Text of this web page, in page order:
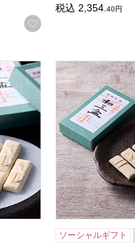
お気に入りに登録
税込 2,354.40円
小箱 3箱入【年間ギフ
小男鹿本舗 冨
ソーシャルギフト